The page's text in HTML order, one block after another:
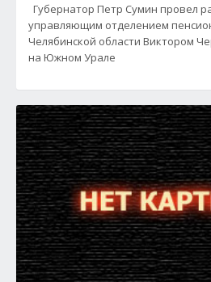
Губернатор Петр Сумин провел
управляющим отделением
Челябинской области Виктором
на Южном Урале